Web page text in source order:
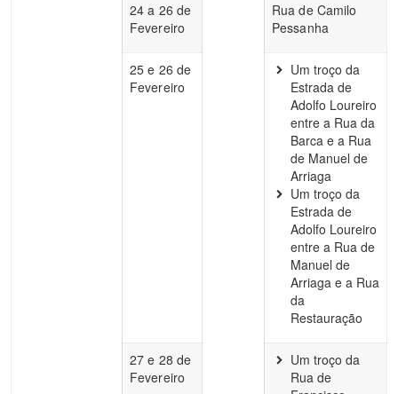
24 a 26 de
Fevereiro
Rua de Camilo
Pessanha
25 e 26 de
Fevereiro
Um troço da
Estrada de
Adolfo Loureiro
entre a Rua da
Barca e a Rua
de Manuel de
Arriaga
Um troço da
Estrada de
Adolfo Loureiro
entre a Rua de
Manuel de
Arriaga e a Rua
da
Restauração
27 e 28 de
Fevereiro
Um troço da
Rua de